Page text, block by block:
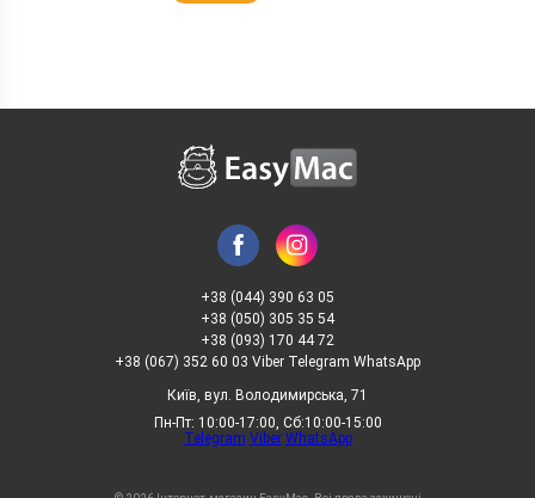
+38 (044) 390 63 05
+38 (050) 305 35 54
+38 (093) 170 44 72
+38 (067) 352 60 03 Viber Telegram WhatsApp
Київ, вул. Володимирська, 71
Пн-Пт: 10:00-17:00, Сб:10:00-15:00
Telegram Viber WhatsApp